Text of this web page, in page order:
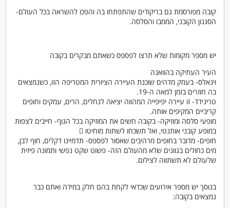
קובה מפורסמת גם בריקודים שהתפתחו בה והפכו להשראה בכל העולם-
הסגנון הקובני, הממבו והסלסה.
יש מספר מקומות שלא תרצו לפספס כשאתם מבקרים בקובה
העיר העתיקה בהוואנה
וינאלס- בעמק מדהים שוכנת העיירה הציורית המטריפה הזו, כשנמצאים
בה חוזרים בזמן למאה ה-19.
טרינידד- זו עיירה יפיפייה המהווה יציאה לנחלים, הרים, עמקים וחופים
קריביים המקיפים אותה.
מופעי סלסה ומוזיקה- בקובה חשים את המוזיקה בכל הגוף- חייבים לצפות
במופע קובני אותנטי, ואל תשכחו לשתות מוחיטו 
חופים- מדובר בחופים מרהיבים שאסור לפספס- תדמיינו דקלים, חוף לבן,
מים כחולים בגוונים שלא מהעולם הזה- פשוט שקט נפשי ותמונה פיזית
שלעולם לא תשתווה לצילום.
בנוסך יש מספר אירועים שכדאי לקחת בהם חלק במידה ואתם כבר
נמצאים בקובה: